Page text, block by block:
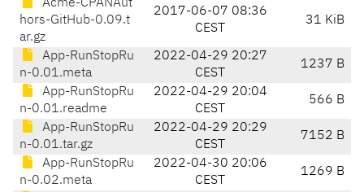
Acme-CPANAut
hors-GitHub-0.09.t
ar.gz
2017-06-07 08:36
CEST
31 KiB
App-RunStopRu
n-0.01.meta
2022-04-29 20:27
CEST
1237 B
App-RunStopRu
n-0.01.readme
2022-04-29 20:04
CEST
566 B
App-RunStopRu
n-0.01.tar.gz
2022-04-29 20:29
CEST
7152 B
App-RunStopRu
n-0.02.meta
2022-04-30 20:06
CEST
1269 B